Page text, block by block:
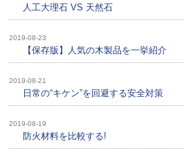
人工大理石 VS 天然石
2019-08-23
【保存版】人気の木製品を一挙紹介
2019-08-21
日常の“キケン”を回避する安全対策
2019-08-19
防火材料を比較する!